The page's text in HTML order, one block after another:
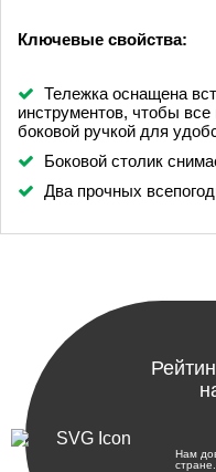
Ключевые свойства:
Тележка оснащена
инструментов, чтобы
боковой ручкой для
Боковой столик
Два прочных
Нам
стране.